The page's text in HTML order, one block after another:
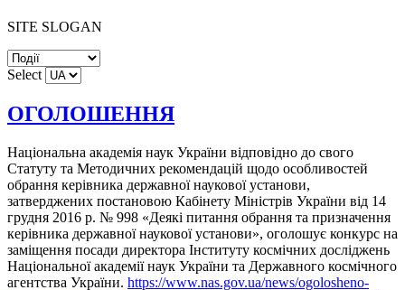
SITE SLOGAN
Select
ОГОЛОШЕННЯ
Національна академія наук України відповідно до свого
Статуту та Методичних рекомендацій щодо особливостей
обрання керівника державної наукової установи,
затверджених постановою Кабінету Міністрів України від 14
грудня 2016 р. № 998 «Деякі питання обрання та призначення
керівника державної наукової установи», оголошує конкурс на
заміщення посади директора Інституту космічних досліджень
Національної академії наук України та Державного космічного
агентства України. https://www.nas.gov.ua/news/ogolosheno-